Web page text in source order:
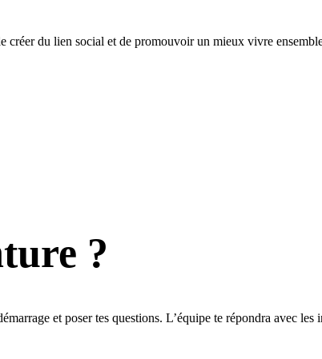
créer du lien social et de promouvoir un mieux vivre
?
et poser tes questions. L’équipe te répondra avec les